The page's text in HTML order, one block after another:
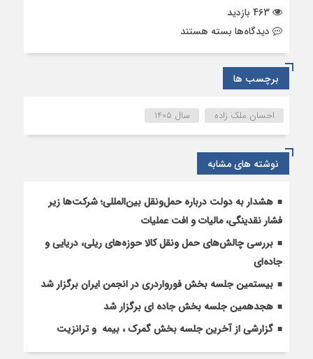
دیدگاه‌ها برای
عید
فطر
رئیس
انجمن
حمل‌ونقل
بین‌المللی
اتحاد
همدلی،
رمز
شرایط
دشوار
بسته هستند
برچسب ها
احسان ملک زاده سال 1405
نوشته های مشابه
هشدار به دولت درباره حمل‌ونقل بین‌المللی؛ شرکت‌ها زیر
فشار نقدینگی، مالیات و افت عملیات
بررسی چالش‌های حمل ونقل کالا حوزه‌های ریلی، دریایی و
جاده‌ای
بیستمین جلسه بخش فورواردری در انجمن ایران برگزار شد
هجدهمین جلسه بخش جاده ای برگزار شد
گزارشی از آخرین جلسه بخش گمرک ، بیمه و ترانزیت